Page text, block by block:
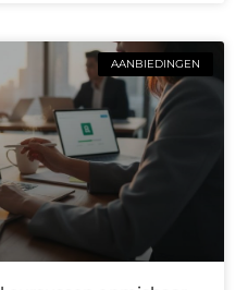
AANBIEDINGEN